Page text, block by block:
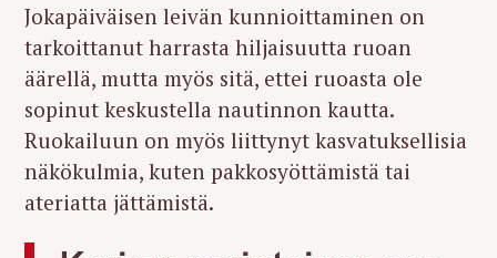
Jokapäiväisen leivän kunnioittaminen on
tarkoittanut harrasta hiljaisuutta ruoan
äärellä, mutta myös sitä, ettei ruoasta ole
sopinut keskustella nautinnon kautta.
Ruokailuun on myös liittynyt kasvatuksellisia
näkökulmia, kuten pakkosyöttämistä tai
ateriatta jättämistä.